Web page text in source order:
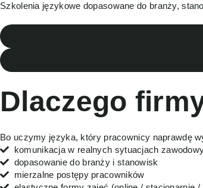
Szkolenia językowe dopasowane do branży,
Dlaczego
Bo uczymy języka, który pracownicy naprawdę
komunikacja w realnych sytuacjach
dopasowanie do branży i stanowisk
mierzalne postępy pracowników